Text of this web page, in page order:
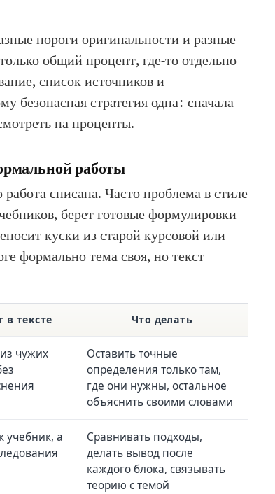
пороги оригинальности и разные
общий процент, где-то отдельно
список источников и
безопасная стратегия одна: сначала
на проценты.
работы
работа списана. Часто проблема в стиле
берет готовые формулировки
куски из старой курсовой или
формально тема своя, но текст
в тексте Что делать
чужих
Оставить точные
определения только там,
где они нужны, остальное
объяснить своими словами
учебник, а
Сравнивать подходы,
делать вывод после
каждого блока, связывать
теорию с темой